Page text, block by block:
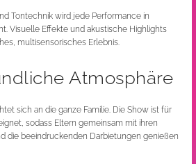
Tontechnik wird jede Performance in
Visuelle Effekte und akustische Highlights
multisensorisches Erlebnis.
Atmosphäre
sich an die ganze Familie. Die Show ist für
sodass Eltern gemeinsam mit ihren
die beeindruckenden Darbietungen genießen